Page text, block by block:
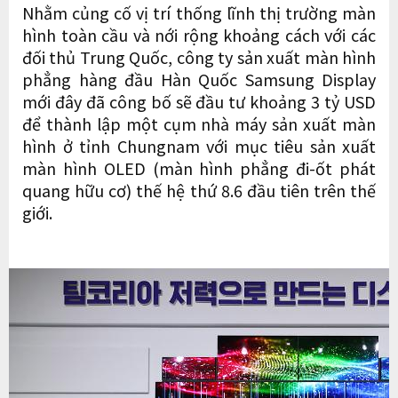
Nhằm củng cố vị trí thống lĩnh thị trường màn
hình toàn cầu và nới rộng khoảng cách với các
đối thủ Trung Quốc, công ty sản xuất màn hình
phẳng hàng đầu Hàn Quốc Samsung Display
mới đây đã công bố sẽ đầu tư khoảng 3 tỷ USD
để thành lập một cụm nhà máy sản xuất màn
hình ở tỉnh Chungnam với mục tiêu sản xuất
màn hình OLED (màn hình phẳng đi-ốt phát
quang hữu cơ) thế hệ thứ 8.6 đầu tiên trên thế
giới.